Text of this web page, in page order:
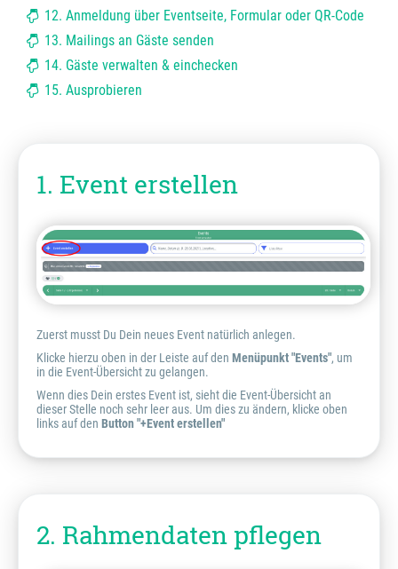
12. Anmeldung über Eventseite, Formular oder QR-Code
13. Mailings an Gäste senden
14. Gäste verwalten & einchecken
15. Ausprobieren
1. Event erstellen
Zuerst musst Du Dein neues Event natürlich anlegen.
Klicke hierzu oben in der Leiste auf den Menüpunkt "Events", um
in die Event-Übersicht zu gelangen.
Wenn dies Dein erstes Event ist, sieht die Event-Übersicht an
dieser Stelle noch sehr leer aus. Um dies zu ändern, klicke oben
links auf den Button "+Event erstellen"
2. Rahmendaten pflegen